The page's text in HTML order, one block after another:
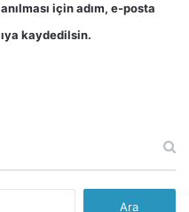
için adım, e-posta
kaydedilsin.